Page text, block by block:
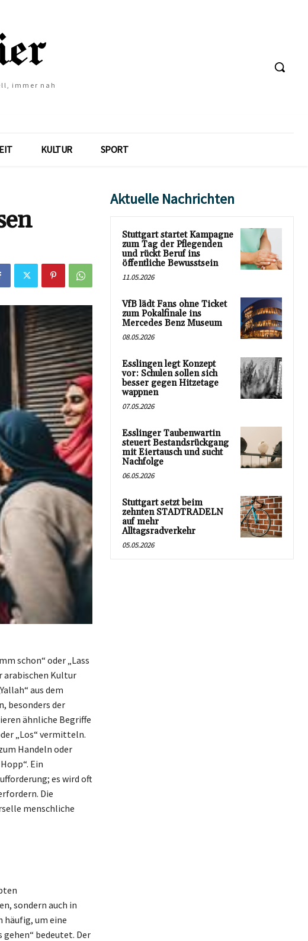
immer nah
KULTUR SPORT
schon“ oder „Lass
arabischen Kultur
aus dem
besonders der
ähnliche Begriffe
„Los“ vermitteln.
Handeln oder
Ein
es wird oft
Die
menschliche
sondern auch in
häufig, um eine
gehen“ bedeutet. Der
Aktuelle Nachrichten
Stuttgart startet Kampagne
zum Tag der Pflegenden
und rückt Beruf ins
öffentliche Bewusstsein
11.05.2026
VfB lädt Fans ohne Ticket
zum Pokalfinale ins
Mercedes Benz Museum
08.05.2026
Esslingen legt Konzept
vor: Schulen sollen sich
besser gegen Hitzetage
wappnen
07.05.2026
Esslinger Taubenwartin
steuert Bestandsrückgang
mit Eiertausch und sucht
Nachfolge
06.05.2026
Stuttgart setzt beim
zehnten STADTRADELN
auf mehr
Alltagsradverkehr
05.05.2026